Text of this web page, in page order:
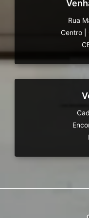
Rua
Centro